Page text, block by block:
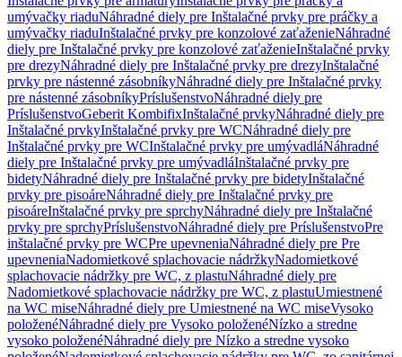
umývačky riaduNáhradné diely pre Inštalačné prvky pre práčky a
umývačky riaduInštalačné prvky pre konzolové zaťaženieNáhradné
diely pre Inštalačné prvky pre konzolové zaťaženieInštalačné prvky
pre drezyNáhradné diely pre Inštalačné prvky pre drezyInštalačné
prvky pre nástenné zásobníkyNáhradné diely pre Inštalačné prvky
pre nástenné zásobníkyPríslušenstvoNáhradné diely pre
PríslušenstvoGeberit KombifixInštalačné prvkyNáhradné diely pre
Inštalačné prvkyInštalačné prvky pre WCNáhradné diely pre
Inštalačné prvky pre WCInštalačné prvky pre umývadláNáhradné
diely pre Inštalačné prvky pre umývadláInštalačné prvky pre
bidetyNáhradné diely pre Inštalačné prvky pre bidetyInštalačné
prvky pre pisoáreNáhradné diely pre Inštalačné prvky pre
pisoáreInštalačné prvky pre sprchyNáhradné diely pre Inštalačné
prvky pre sprchyPríslušenstvoNáhradné diely pre PríslušenstvoPre
inštalačné prvky pre WCPre upevneniaNáhradné diely pre Pre
upevneniaNadomietkové splachovacie nádržkyNadomietkové
splachovacie nádržky pre WC, z plastuNáhradné diely pre
Nadomietkové splachovacie nádržky pre WC, z plastuUmiestnené
na WC miseNáhradné diely pre Umiestnené na WC miseVysoko
položenéNáhradné diely pre Vysoko položenéNízko a stredne
vysoko položenéNáhradné diely pre Nízko a stredne vysoko